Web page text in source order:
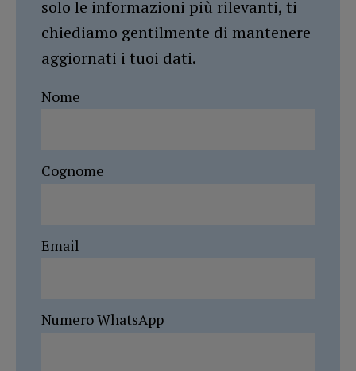
solo le informazioni più rilevanti, ti
chiediamo gentilmente di mantenere
aggiornati i tuoi dati.
Nome
Cognome
Email
Numero WhatsApp